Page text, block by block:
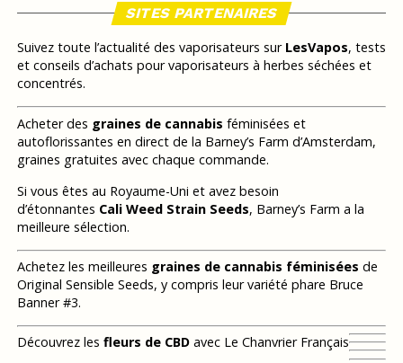
SITES PARTENAIRES
Suivez toute l’actualité des vaporisateurs sur LesVapos, tests
et conseils d’achats pour vaporisateurs à herbes séchées et
concentrés.
Acheter des graines de cannabis féminisées et
autoflorissantes en direct de la Barney’s Farm d’Amsterdam,
graines gratuites avec chaque commande.
Si vous êtes au Royaume-Uni et avez besoin
d’étonnantes Cali Weed Strain Seeds, Barney’s Farm a la
meilleure sélection.
Achetez les meilleures graines de cannabis féminisées de
Original Sensible Seeds, y compris leur variété phare Bruce
Banner #3.
Découvrez les fleurs de CBDavec Le Chanvrier Français